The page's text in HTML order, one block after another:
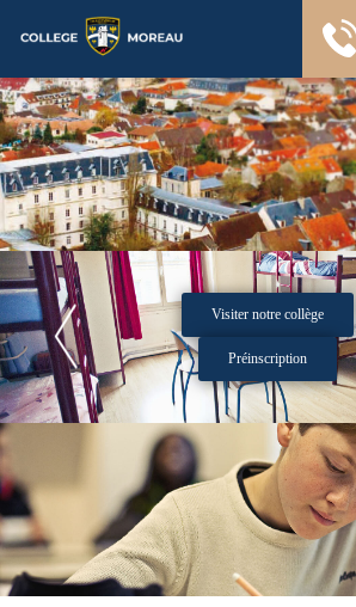
Visiter notre collège
Préinscription